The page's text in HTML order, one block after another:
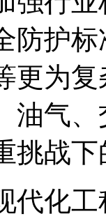
防护标
更为
油气
挑战
代化